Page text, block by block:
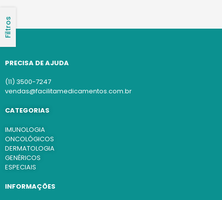
Filtros
PRECISA DE AJUDA
(11) 3500-7247
vendas@facilitamedicamentos.com.br
CATEGORIAS
IMUNOLOGIA
ONCOLÓGICOS
DERMATOLOGIA
GENÉRICOS
ESPECIAIS
INFORMAÇÕES